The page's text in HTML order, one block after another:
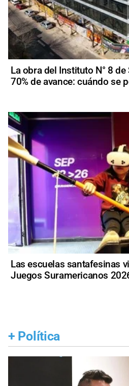
La obra del Instituto N° 8 de
70% de avance: cuándo se
Las escuelas santafesinas
Juegos Suramericanos
+ Política